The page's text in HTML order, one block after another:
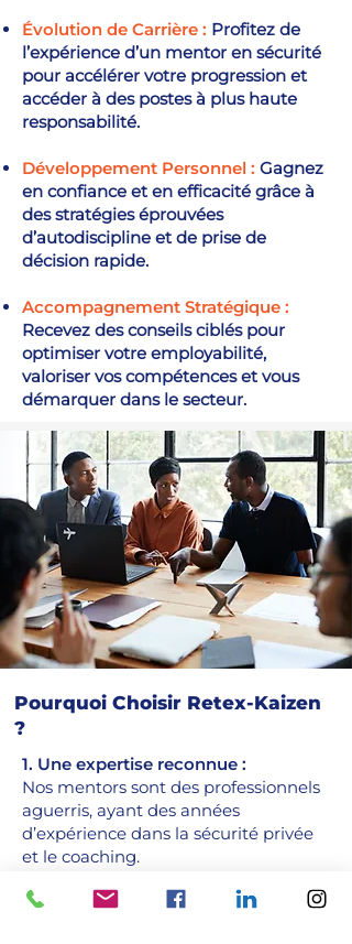
Évolution de Carrière : Profitez de
l’expérience d’un mentor en sécurité
pour accélérer votre progression et
accéder à des postes à plus haute
responsabilité.
Développement Personnel : Gagnez
en confiance et en efficacité grâce à
des stratégies éprouvées
d’autodiscipline et de prise de
décision rapide.
Accompagnement Stratégique :
Recevez des conseils ciblés pour
optimiser votre employabilité,
valoriser vos compétences et vous
démarquer dans le secteur.
Pourquoi Choisir Retex-Kaizen
?
1. Une expertise reconnue :
Nos mentors sont des professionnels
aguerris, ayant des années
d’expérience dans la sécurité privée
et le coaching.
2. Un accompagnement sur-mesure